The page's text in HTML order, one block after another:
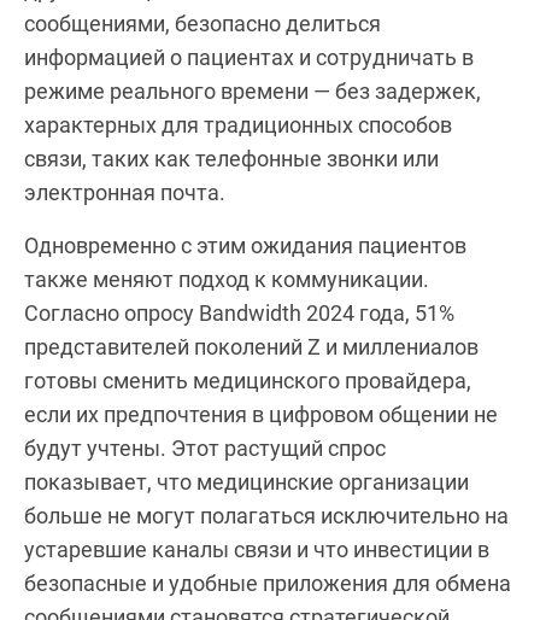
сообщениями, безопасно делиться
информацией о пациентах и сотрудничать в
режиме реального времени — без задержек,
характерных для традиционных способов
связи, таких как телефонные звонки или
электронная почта.
Одновременно с этим ожидания пациентов
также меняют подход к коммуникации.
Согласно опросу Bandwidth 2024 года, 51%
представителей поколений Z и миллениалов
готовы сменить медицинского провайдера,
если их предпочтения в цифровом общении не
будут учтены. Этот растущий спрос
показывает, что медицинские организации
больше не могут полагаться исключительно на
устаревшие каналы связи и что инвестиции в
безопасные и удобные приложения для обмена